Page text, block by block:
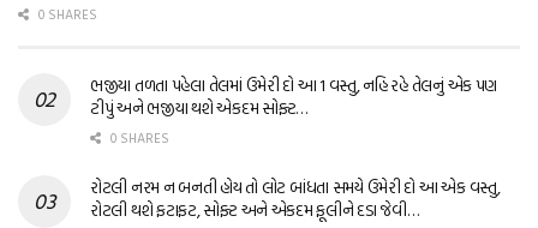
0 SHARES
ભજીયા તળતા પહેલા તેલમાં ઉમેરી દો આ 1 વસ્તુ, નહિ રહે તેલનું એક પણ
ટીપું અને ભજીયા થશે એકદમ સોફ્ટ…
0 SHARES
રોટલી નરમ ન બનતી હોય તો લોટ બાંધતા સમયે ઉમેરી દો આ એક વસ્તુ,
રોટલી થશે ફટાફટ, સોફ્ટ અને એકદમ ફૂલીને દડા જેવી…